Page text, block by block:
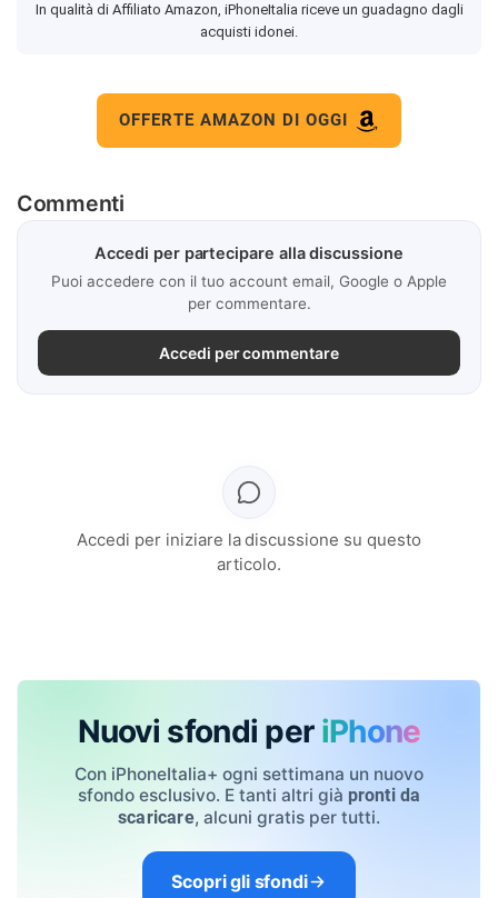
In qualità di Affiliato Amazon, iPhoneItalia riceve un guadagno dagli
acquisti idonei.
OFFERTE AMAZON DI OGGI
Commenti
Accedi per partecipare alla discussione
Puoi accedere con il tuo account email, Google o Apple
per commentare.
Accedi per commentare
Accedi per iniziare la discussione su questo
articolo.
Nuovi sfondi per iPhone
Con iPhoneItalia+ ogni settimana un nuovo
sfondo esclusivo. E tanti altri già pronti da
scaricare, alcuni gratis per tutti.
Scopri gli sfondi